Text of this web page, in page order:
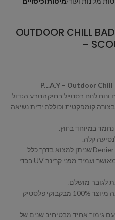
P.L.A.Y – מזרן לטיולים OUTDOOR CHILL BAD
–
P.L.A.Y – Outdoor
לנוח בסטייל בחיק הטבע הגדול.
קומפקטית וכוללת ידית נשיאה
במיוחד בחוץ.
קלה.
* עשוי מבד עמיד במיוחד 600-Denier PE שניתן למצוא בדרך כלל
במוצרי חוץ וקמפינג, אטום למים, מאושר ועמיד מפני קרינת UV בכדי
לגובה מושלם.
* מילוי PlanetFill® ידידותי לסביבה מיוצר 100% מבקבוקי פלסטיק
גימור אחיד מבטיחים שנים של